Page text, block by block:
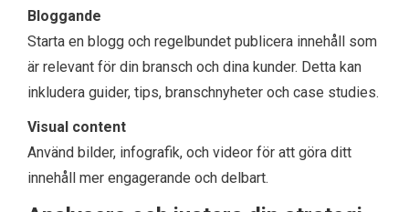
Bloggande
Starta en blogg och regelbundet publicera innehåll som
är relevant för din bransch och dina kunder. Detta kan
inkludera guider, tips, branschnyheter och case studies.
Visual content
Använd bilder, infografik, och videor för att göra ditt
innehåll mer engagerande och delbart.